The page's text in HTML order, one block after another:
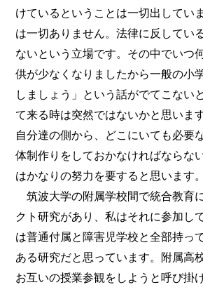
けているということは一切出してい
は一切ありません。法律に反してい
ないという立場です。その中でいつ
供が少なくなりましたから一般の小
しましょう」という話がでてこない
て来る時は突然ではないかと思いま
自分達の側から、どこにいても必要
体制作りをしておかなければならな
はかなりの努力を要すると思います。
筑波大学の附属学校間で統合教育
クト研究があり、私はそれに参加し
は普通付属と障害児学校と全部持っ
ある研究だと思っています。附属高
お互いの授業参観をしようと呼び掛